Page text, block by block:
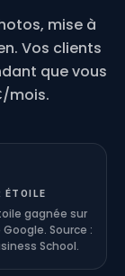
mise à
Vos clients
que vous
mois.
ÉTOILE
gagnée sur
Source :
School.